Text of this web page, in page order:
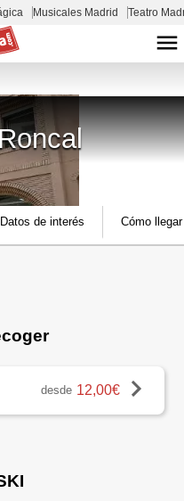
Musicales Madrid Teatro
Datos de interés Cómo llegar
desde 12,00€